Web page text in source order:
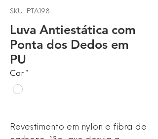
SKU: PTA198
Luva Antiestática com
Ponta dos Dedos em
PU
Cor *
Revestimento em nylon e fibra de